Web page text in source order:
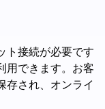
ト接続が必要です
用できます。お客
存され、オンライ